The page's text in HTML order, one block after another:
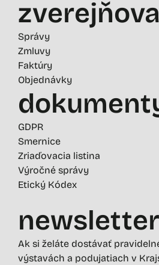
Správy
Zmluvy
Faktúry
Objednávky
GDPR
Smernice
Zriaďovacia listina
Výročné správy
Etický Kódex
newsletter
Ak si želáte dostávať
výstavách a podujatiach v